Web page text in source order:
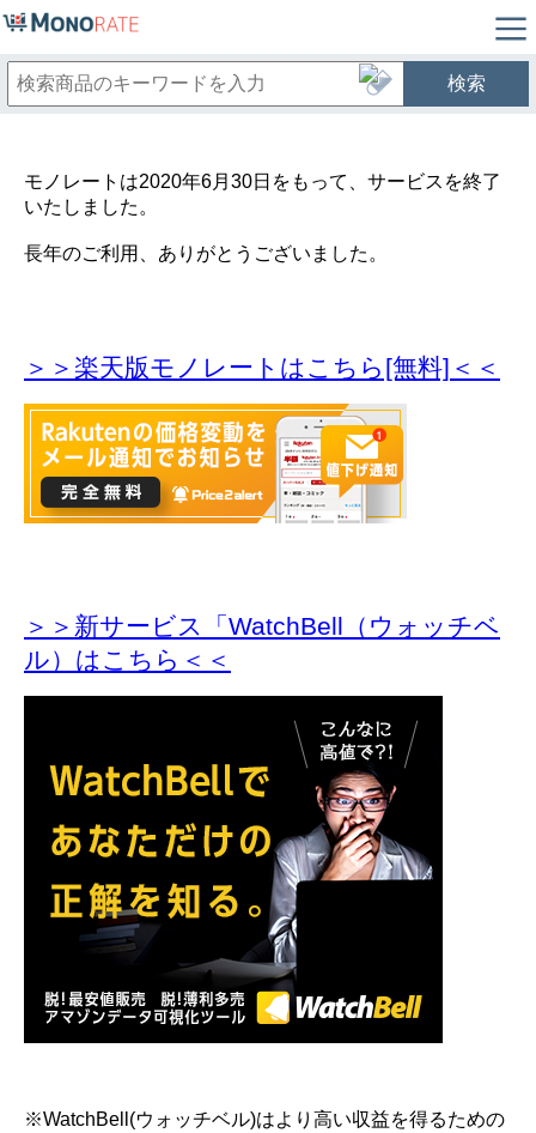
検索
モノレートは2020年6月30日をもって、サービスを終了
いたしました。
長年のご利用、ありがとうございました。
＞＞楽天版モノレートはこちら[無料]＜＜
＞＞新サービス「WatchBell（ウォッチベ
ル）はこちら＜＜
※WatchBell(ウォッチベル)はより高い収益を得るための